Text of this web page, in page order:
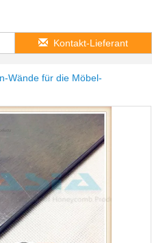
Kontakt-Lieferant
Wände für die Möbel-